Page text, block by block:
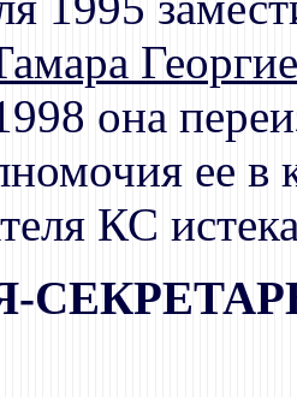
она
ее в
КС